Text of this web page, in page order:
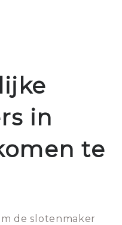
in
te
de slotenmaker